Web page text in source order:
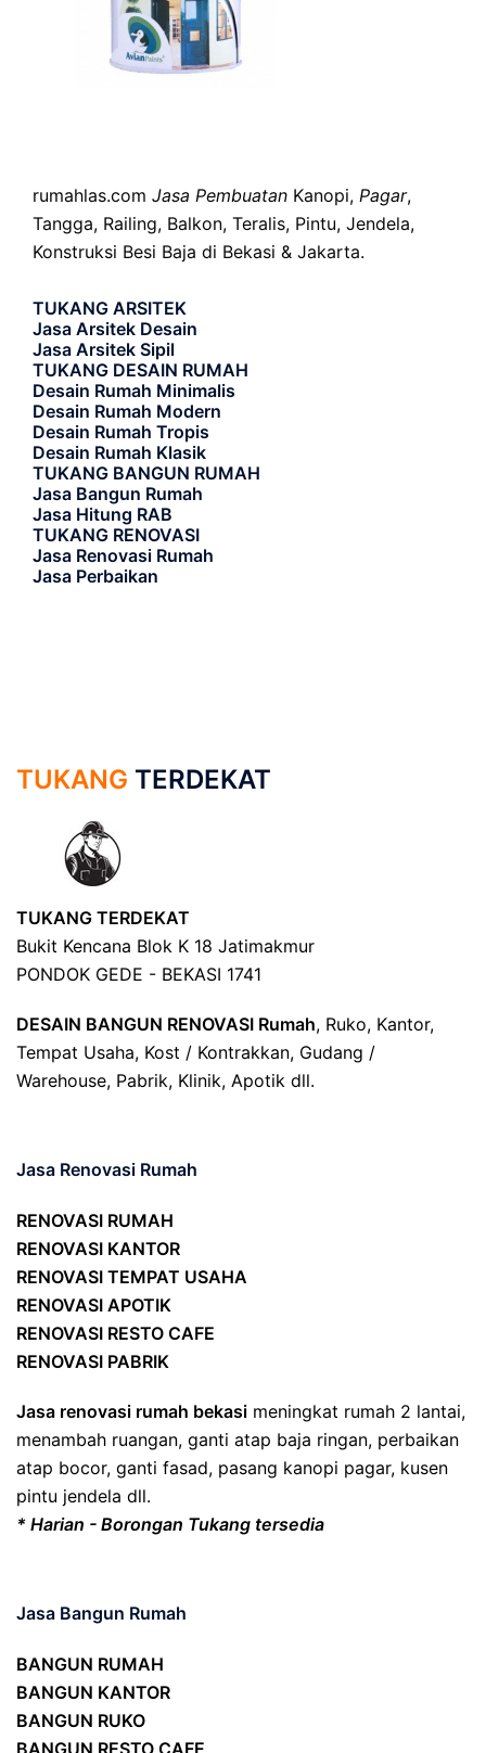
rumahlas.com Jasa Pembuatan Kanopi, Pagar,
Tangga, Railing, Balkon, Teralis, Pintu, Jendela,
Konstruksi Besi Baja di Bekasi & Jakarta.
TUKANG ARSITEK
Jasa Arsitek Desain
Jasa Arsitek Sipil
TUKANG DESAIN RUMAH
Desain Rumah Minimalis
Desain Rumah Modern
Desain Rumah Tropis
Desain Rumah Klasik
TUKANG BANGUN RUMAH
Jasa Bangun Rumah
Jasa Hitung RAB
TUKANG RENOVASI
Jasa Renovasi Rumah
Jasa Perbaikan
TUKANG TERDEKAT
TUKANG TERDEKAT
Bukit Kencana Blok K 18 Jatimakmur
PONDOK GEDE - BEKASI 1741
DESAIN BANGUN RENOVASI Rumah, Ruko, Kantor,
Tempat Usaha, Kost / Kontrakkan, Gudang /
Warehouse, Pabrik, Klinik, Apotik dll.
Jasa Renovasi Rumah
RENOVASI RUMAH
RENOVASI KANTOR
RENOVASI TEMPAT USAHA
RENOVASI APOTIK
RENOVASI RESTO CAFE
RENOVASI PABRIK
Jasa renovasi rumah bekasi meningkat rumah 2 lantai,
menambah ruangan, ganti atap baja ringan, perbaikan
atap bocor, ganti fasad, pasang kanopi pagar, kusen
pintu jendela dll.
* Harian - Borongan Tukang tersedia
Jasa Bangun Rumah
BANGUN RUMAH
BANGUN KANTOR
BANGUN RUKO
BANGUN RESTO CAFE